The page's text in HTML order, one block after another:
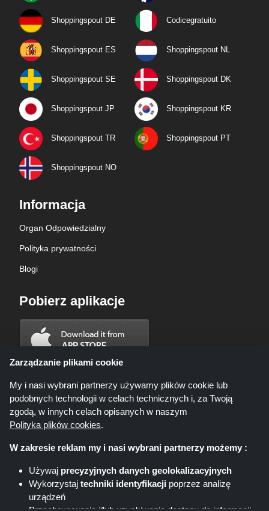
Shoppingspout DE Codicegratuito
Shoppingspout ES Shoppingspout NL
Shoppingspout SE Shoppingspout DK
Shoppingspout JP Shoppingspout KR
Shoppingspout TR Shoppingspout PT
Shoppingspout NO
Informacja
Organ Odpowiedzialny
Polityka prywatności
Blogi
Pobierz aplikacje
Shoppingspout.com/pl ani jego personel nie są zaangażowani, gdy
dokonujesz zakupu za pośrednictwem tych linków, Shoppingspout.com/pl
zarabia prowizję wyłącznie za pośrednictwem tych linków/ofert.
Zarządzanie plikami cookie
My i nasi wybrani partnerzy używamy plików cookie lub
podobnych technologii w celach technicznych i, za Twoją
zgodą, w innych celach opisanych w naszym
Polityka plików cookies.
W zakresie reklam my i nasi wybrani partnerzy możemy :
Używaj precyzyjnych danych geolokalizacyjnych
Wykorzystaj techniki identyfikacji poprzez analizę
urządzeń